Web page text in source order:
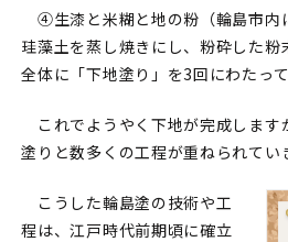
④生漆と米糊と地の粉（輪島市内
珪藻土を蒸し焼きにし、粉砕した
全体に「下地塗り」を3回にわたって
これでようやく下地が完成します
塗りと数多くの工程が重ねられてい
こうした輪島塗の技術や工
程は、江戸時代前期頃に確立